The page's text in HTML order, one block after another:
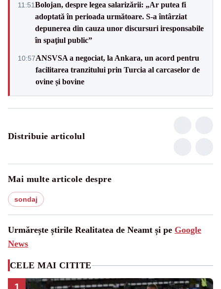
11:51Bolojan, despre legea salarizării: „Ar putea fi
adoptată în perioada următoare. S-a întârziat
depunerea din cauza unor discursuri iresponsabile
în spaţiul public”
10:57ANSVSA a negociat, la Ankara, un acord pentru
facilitarea tranzitului prin Turcia al carcaselor de
ovine și bovine
Distribuie articolul
Mai multe articole despre
sondaj
Urmărește știrile Realitatea de Neamt și pe Google
News
CELE MAI CITITE